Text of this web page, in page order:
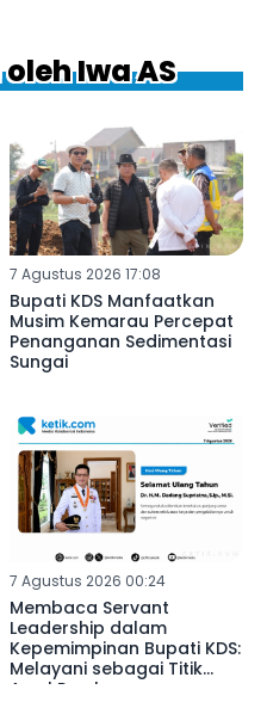
Iwa AS
7 Agustus 2026 17:08
Bupati KDS Manfaatkan
Musim Kemarau Percepat
Penanganan Sedimentasi
Sungai
7 Agustus 2026 00:24
Membaca Servant
Leadership dalam
Kepemimpinan Bupati KDS:
Melayani sebagai Titik
Awal Pembangunan